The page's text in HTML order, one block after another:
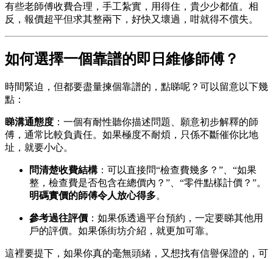
有些老師傅收費合理，手工紮實，用得住，貴少少都值。相
反，報價超平但求其整兩下，好快又壞過，咁就得不償失。
如何選擇一個靠譜的即日維修師傅？
時間緊迫，但都要盡量揀個靠譜的，點睇呢？可以留意以下幾
點：
睇溝通態度 ：一個有耐性聽你描述問題、願意初步解釋的師
傅，通常比較負責任。如果極度不耐煩，只係不斷催你比地
址，就要小心。
問清楚收費結構：可以直接問“檢查費幾多？”、“如果
整，檢查費是否包含在總價內？”、“零件點樣計價？”。
明碼實價的師傅令人放心得多。
參考過往評價 ：如果係透過平台預約，一定要睇其他用
戶的評價。如果係街坊介紹，就更加可靠。
這裡要提下，如果你真的毫無頭緒，又想找有信譽保證的，可